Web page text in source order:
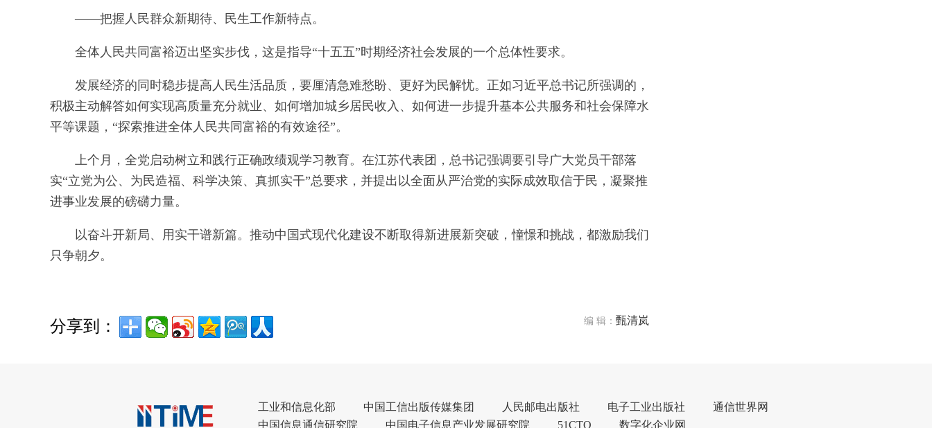
——把握人民群众新期待、民生工作新特点。
全体人民共同富裕迈出坚实步伐，这是指导“十五五”时期经济社会发展的一个总体性要求。
发展经济的同时稳步提高人民生活品质，要厘清急难愁盼、更好为民解忧。正如习近平总书记所强调的，
积极主动解答如何实现高质量充分就业、如何增加城乡居民收入、如何进一步提升基本公共服务和社会保障水
平等课题，“探索推进全体人民共同富裕的有效途径”。
上个月，全党启动树立和践行正确政绩观学习教育。在江苏代表团，总书记强调要引导广大党员干部落
实“立党为公、为民造福、科学决策、真抓实干”总要求，并提出以全面从严治党的实际成效取信于民，凝聚推
进事业发展的磅礴力量。
以奋斗开新局、用实干谱新篇。推动中国式现代化建设不断取得新进展新突破，憧憬和挑战，都激励我们
只争朝夕。
编 辑： 甄清岚
分享到：